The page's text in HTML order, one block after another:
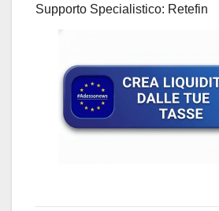
Supporto Specialistico: Retefin